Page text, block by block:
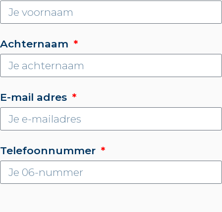
Achternaam
E-mail adres
Telefoonnummer